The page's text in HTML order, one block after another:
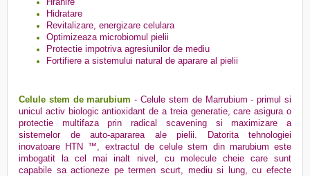
Hidratare
Revitalizare, energizare celulara
Optimizeaza microbiomul pielii
Protectie impotriva agresiunilor de mediu
Fortifiere a sistemului natural de aparare al pielii
Celule stem de marubium - Celule stem de Marrubium - primul si
unicul activ biologic antioxidant de a treia generatie, care asigura o
protectie multifaza prin radical scavening si maximizare a
sistemelor de auto-apararea ale pielii. Datorita tehnologiei
inovatoare HTN ™, extractul de celule stem din marubium este
imbogatit la cel mai inalt nivel, cu molecule cheie care sunt
capabile sa actioneze pe termen scurt, mediu si lung, cu efecte